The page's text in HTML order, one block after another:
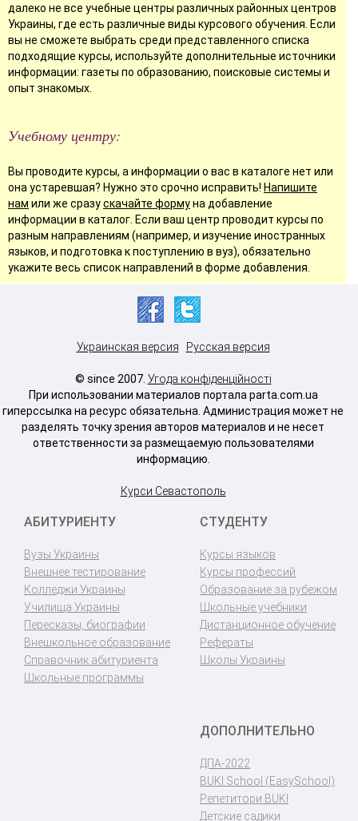
далеко не все учебные центры различных районных центров
Украины, где есть различные виды курсового обучения. Если
вы не сможете выбрать среди представленного списка
подходящие курсы, используйте дополнительные источники
информации: газеты по образованию, поисковые системы и
опыт знакомых.
Учебному центру:
Вы проводите курсы, а информации о вас в каталоге нет или
она устаревшая? Нужно это срочно исправить! Напишите
нам или же сразускачайте формуна добавление
информации в каталог. Если ваш центр проводит курсы по
разным направлениям (например, и изучение иностранных
языков, и подготовка к поступлению в вуз), обязательно
укажите весь список направлений в форме добавления.
Украинская версия Русская версия
© since 2007. Угода конфіденційності
При использовании материалов портала parta.com.ua
гиперссылка на ресурс обязательна. Администрация может не
разделять точку зрения авторов материалов и не несет
ответственности за размещаемую пользователями
информацию.
Курси Севастополь
АБИТУРИЕНТУ
Вузы Украины
Внешнее тестирование
Колледжи Украины
Училища Украины
Пересказы, биографии
Внешкольное образование
Справочник абитуриента
Школьные программы
СТУДЕНТУ
Курсы языков
Курсы профессий
Образование за рубежом
Школьные учебники
Дистанционное обучение
Рефераты
Школы Украины
ДОПОЛНИТЕЛЬНО
ДПА-2022
BUKI School (EasySchool)
Репетитори BUKI
Детские садики